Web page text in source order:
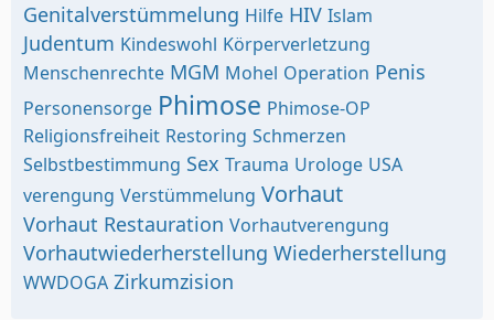
Genitalverstümmelung Hilfe HIV Islam
Judentum Kindeswohl Körperverletzung
Menschenrechte MGM Mohel Operation Penis
Personensorge Phimose Phimose-OP
Religionsfreiheit Restoring Schmerzen
Selbstbestimmung Sex Trauma Urologe USA
verengung Verstümmelung Vorhaut
Vorhaut Restauration Vorhautverengung
Vorhautwiederherstellung Wiederherstellung
WWDOGA Zirkumzision